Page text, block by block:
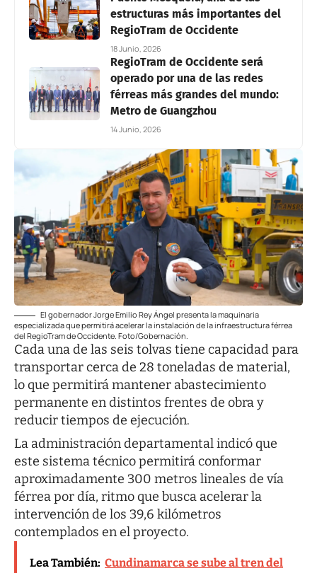
estructuras más importantes del
RegioTram de Occidente
18 Junio, 2026
RegioTram de Occidente será
operado por una de las redes
férreas más grandes del mundo:
Metro de Guangzhou
14 Junio, 2026
El gobernador Jorge Emilio Rey Ángel presenta la maquinaria
especializada que permitirá acelerar la instalación de la infraestructura férrea
del RegioTram de Occidente. Foto/Gobernación.
Cada una de las seis tolvas tiene capacidad para
transportar cerca de 28 toneladas de material,
lo que permitirá mantener abastecimiento
permanente en distintos frentes de obra y
reducir tiempos de ejecución.
La administración departamental indicó que
este sistema técnico permitirá conformar
aproximadamente 300 metros lineales de vía
férrea por día, ritmo que busca acelerar la
intervención de los 39,6 kilómetros
contemplados en el proyecto.
Lea También: Cundinamarca se sube al tren del